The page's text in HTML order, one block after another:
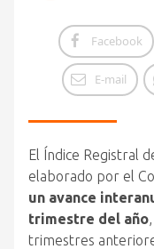
Facebook
E-mail
El Índice Registral
elaborado por el
un avance
trimestre del año
trimestres